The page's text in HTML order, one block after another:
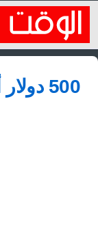
الليرة السورية
الجنيه المصري
500 دولار أمريكي كم دينار